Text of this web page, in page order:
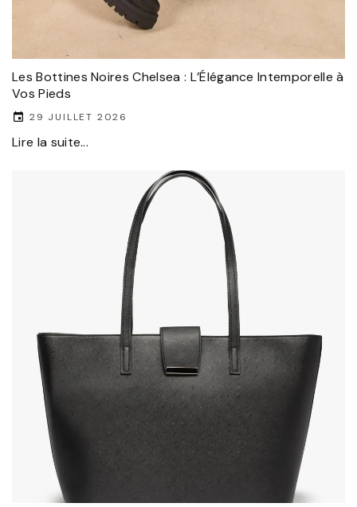
Les Bottines Noires Chelsea : L’Élégance Intemporelle à
Vos Pieds
29 JUILLET 2026
Lire la suite...